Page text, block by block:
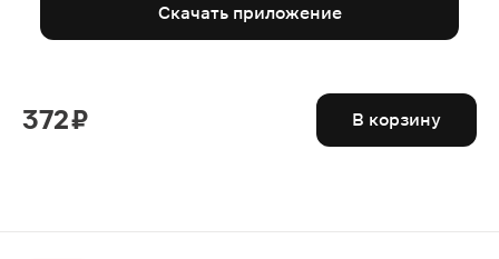
Скачать приложение
372 ₽ В корзину